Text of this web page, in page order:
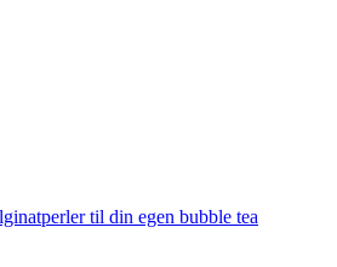
til din egen bubble tea